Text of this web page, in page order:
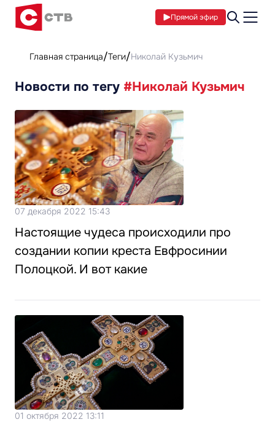
Прямой эфир
Главная страница Теги Николай Кузьмич
Новости по тегу #Николай Кузьмич
07 декабря 2022 15:43
Настоящие чудеса происходили про
создании копии креста Евфросинии
Полоцкой. И вот какие
01 октября 2022 13:11